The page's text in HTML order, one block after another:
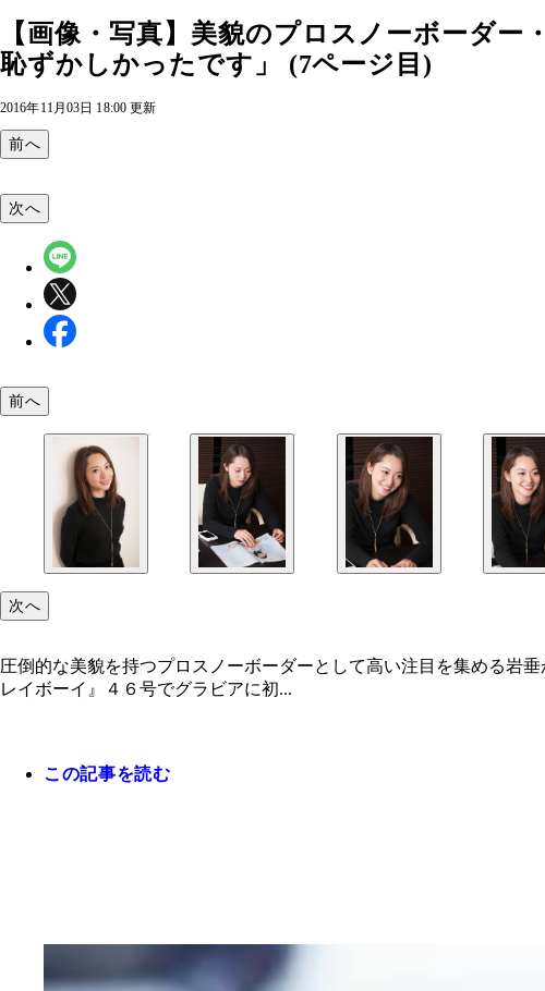
【画像・写真】美貌のプロスノーボーダー
恥ずかしかったです」 (7ページ目)
2016年11月03日 18:00 更新
前へ
次へ
前へ
次へ
圧倒的な美貌を持つプロスノーボーダーとして高い注目を集める岩
レイボーイ』４６号でグラビアに初...
この記事を読む